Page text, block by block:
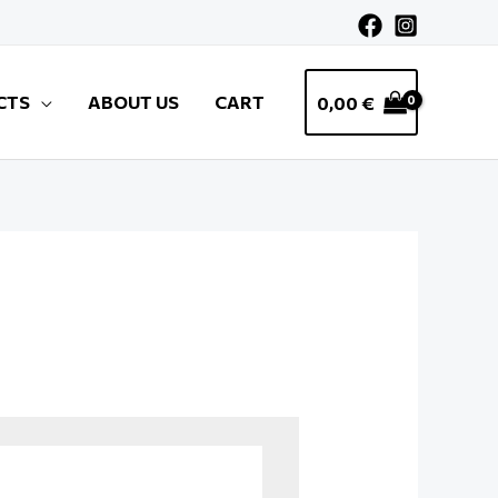
ABOUT US CART 0,00 €